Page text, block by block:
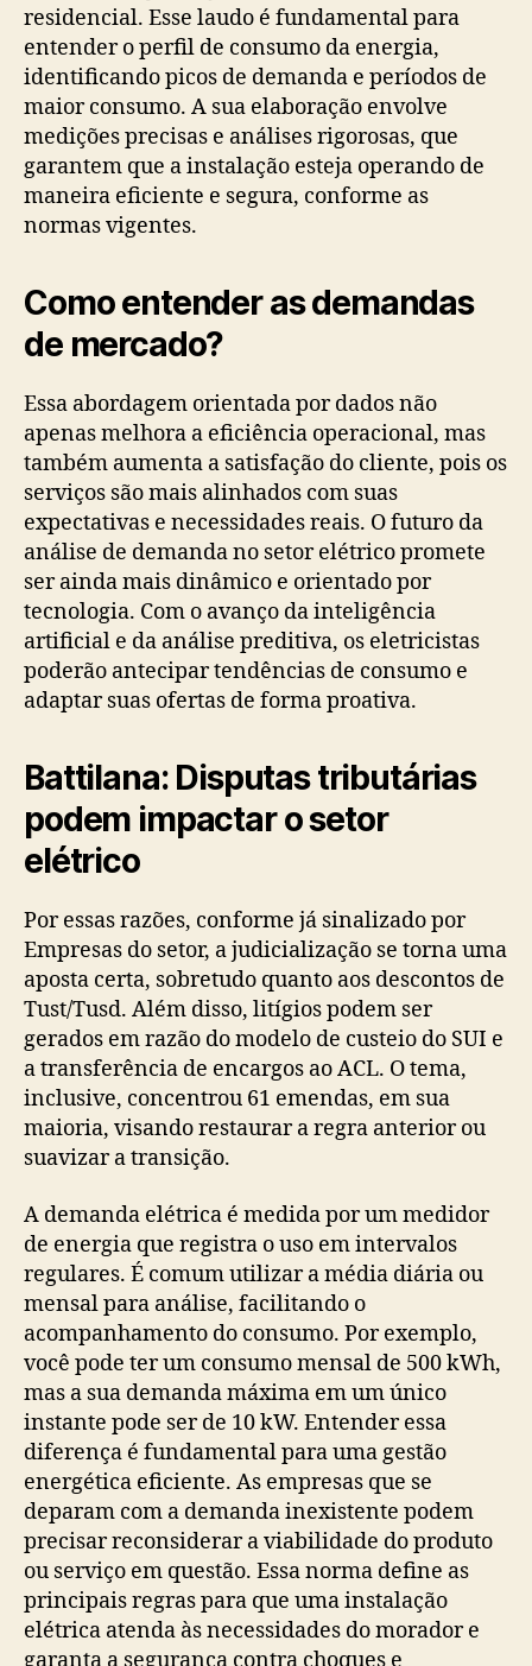
residencial. Esse laudo é fundamental para
entender o perfil de consumo da energia,
identificando picos de demanda e períodos de
maior consumo. A sua elaboração envolve
medições precisas e análises rigorosas, que
garantem que a instalação esteja operando de
maneira eficiente e segura, conforme as
normas vigentes.
Como entender as demandas
de mercado​?
Essa abordagem orientada por dados não
apenas melhora a eficiência operacional, mas
também aumenta a satisfação do cliente, pois os
serviços são mais alinhados com suas
expectativas e necessidades reais. O futuro da
análise de demanda no setor elétrico promete
ser ainda mais dinâmico e orientado por
tecnologia. Com o avanço da inteligência
artificial e da análise preditiva, os eletricistas
poderão antecipar tendências de consumo e
adaptar suas ofertas de forma proativa.
Battilana: Disputas tributárias
podem impactar o setor
elétrico
Por essas razões, conforme já sinalizado por
Empresas do setor, a judicialização se torna uma
aposta certa, sobretudo quanto aos descontos de
Tust/Tusd. Além disso, litígios podem ser
gerados em razão do modelo de custeio do SUI e
a transferência de encargos ao ACL. O tema,
inclusive, concentrou 61 emendas, em sua
maioria, visando restaurar a regra anterior ou
suavizar a transição.
A demanda elétrica é medida por um medidor
de energia que registra o uso em intervalos
regulares. É comum utilizar a média diária ou
mensal para análise, facilitando o
acompanhamento do consumo. Por exemplo,
você pode ter um consumo mensal de 500 kWh,
mas a sua demanda máxima em um único
instante pode ser de 10 kW. Entender essa
diferença é fundamental para uma gestão
energética eficiente. As empresas que se
deparam com a demanda inexistente podem
precisar reconsiderar a viabilidade do produto
ou serviço em questão. Essa norma define as
principais regras para que uma instalação
elétrica atenda às necessidades do morador e
garanta a segurança contra choques e